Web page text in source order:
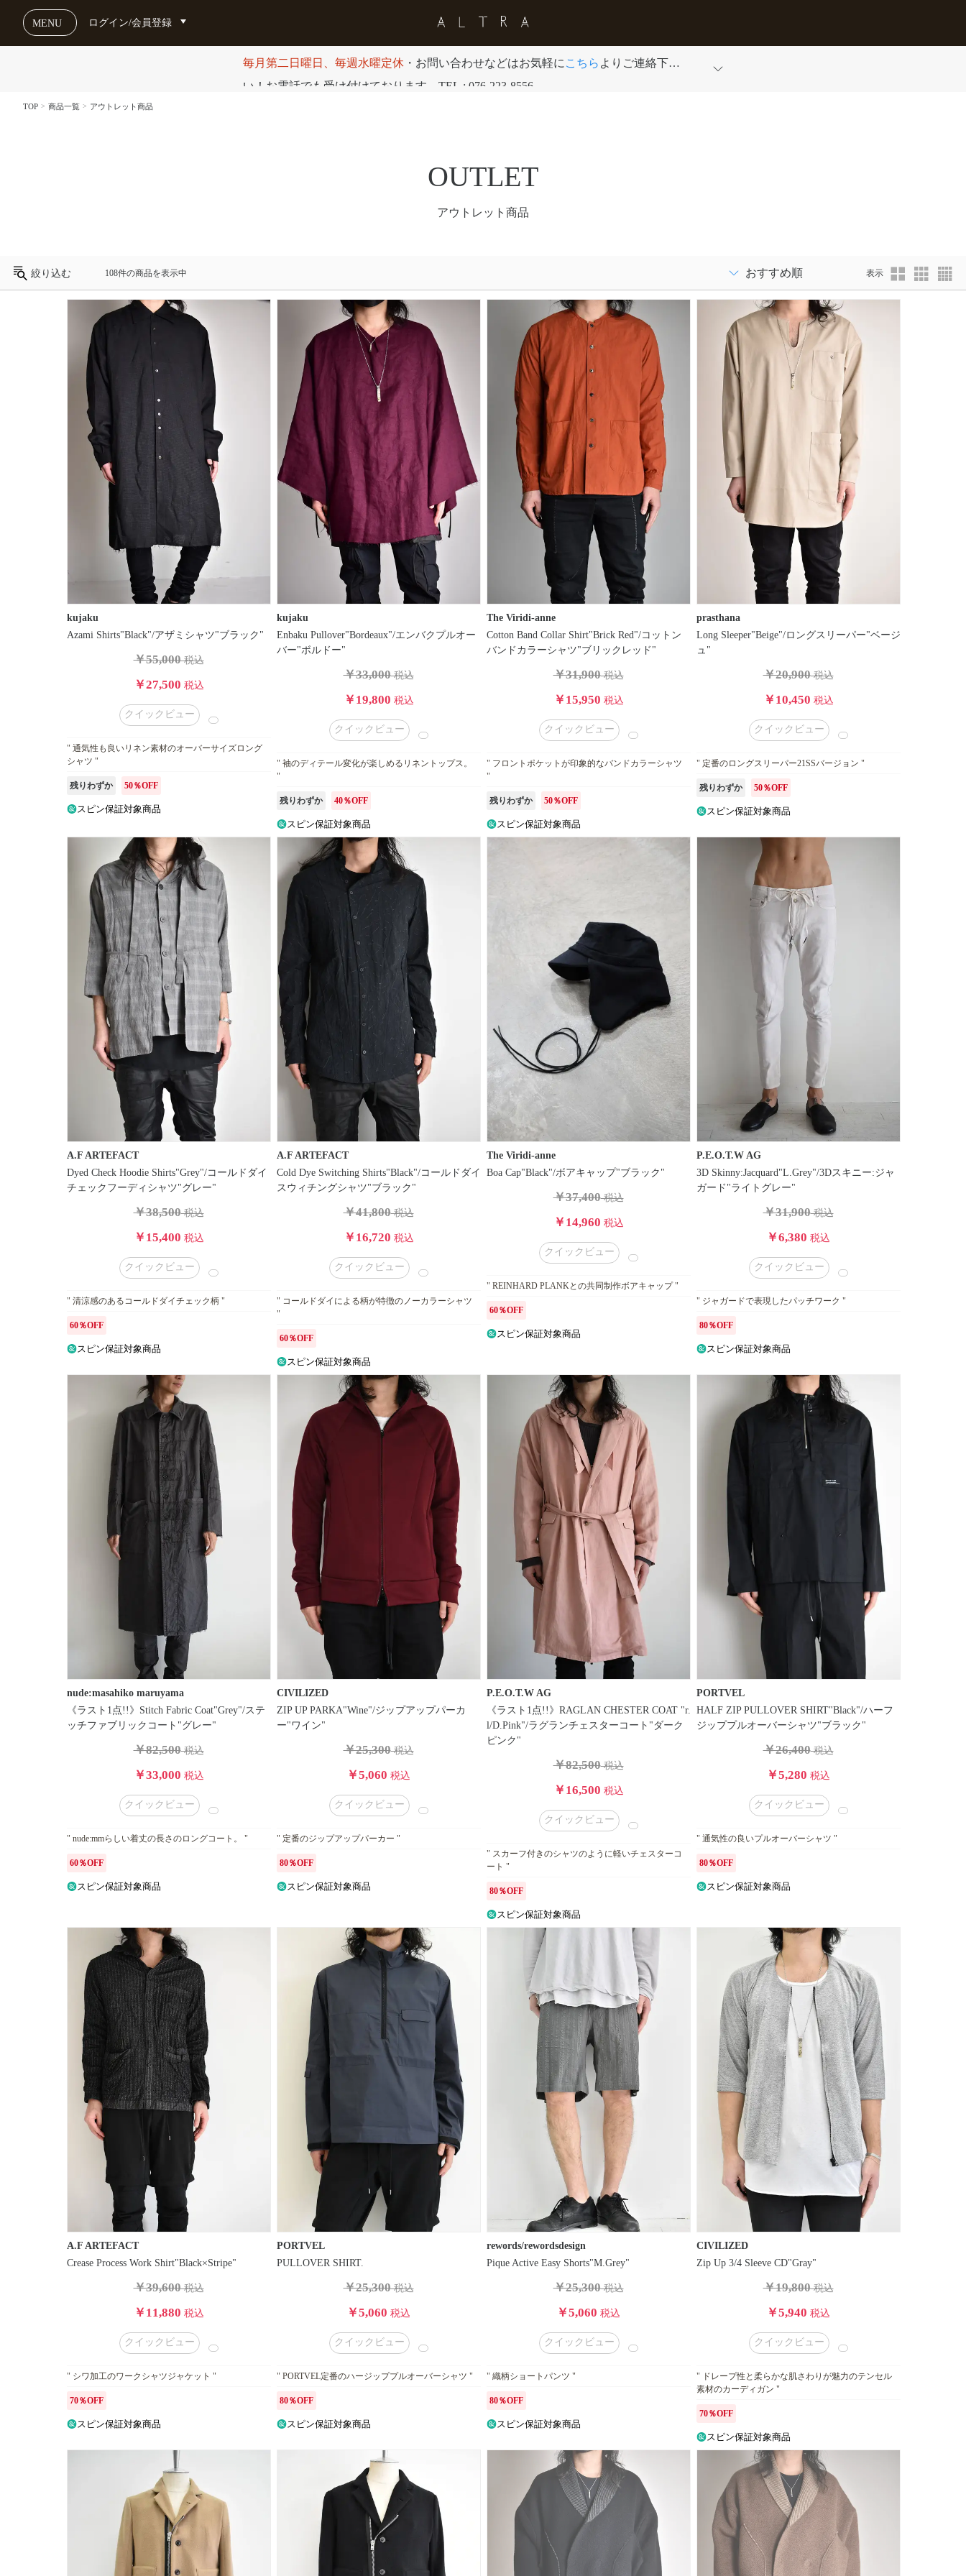
MENU ログイン/会員登録
毎月第二日曜日、毎週水曜定休 ・お問い合わせなどはお気軽に こちら よりご連絡下さ
い！お電話でも受け付けております。TEL : 076-223-8556
TOP 商品一覧 アウトレット商品
OUTLET
アウトレット商品
絞り込む 108件の商品を表示中 表示
kujaku
Azami Shirts"Black"/アザミシャツ"ブラック"
￥55,000税込
￥27,500 税込
クイックビュー
" 通気性も良いリネン素材のオーバーサイズロング
シャツ "
残りわずか 50％OFF
スピン保証対象商品
kujaku
Enbaku Pullover"Bordeaux"/エンバクプルオー
バー"ボルドー"
￥33,000税込
￥19,800 税込
クイックビュー
" 袖のディテール変化が楽しめるリネントップス。
"
残りわずか 40％OFF
スピン保証対象商品
The Viridi-anne
Cotton Band Collar Shirt"Brick Red"/コットン
バンドカラーシャツ"ブリックレッド"
￥31,900税込
￥15,950 税込
クイックビュー
" フロントポケットが印象的なバンドカラーシャツ
"
残りわずか 50％OFF
スピン保証対象商品
prasthana
Long Sleeper"Beige"/ロングスリーパー"ベージ
ュ"
￥20,900税込
￥10,450 税込
クイックビュー
" 定番のロングスリーパー21SSバージョン "
残りわずか 50％OFF
スピン保証対象商品
A.F ARTEFACT
Dyed Check Hoodie Shirts"Grey"/コールドダイ
チェックフーディシャツ"グレー"
￥38,500税込
￥15,400 税込
クイックビュー
" 清涼感のあるコールドダイチェック柄 "
60％OFF
スピン保証対象商品
A.F ARTEFACT
Cold Dye Switching Shirts"Black"/コールドダイ
スウィチングシャツ"ブラック"
￥41,800税込
￥16,720 税込
クイックビュー
" コールドダイによる柄が特徴のノーカラーシャツ
"
60％OFF
スピン保証対象商品
The Viridi-anne
Boa Cap"Black"/ボアキャップ"ブラック"
￥37,400税込
￥14,960 税込
クイックビュー
" REINHARD PLANKとの共同制作ボアキャップ "
60％OFF
スピン保証対象商品
P.E.O.T.W AG
3D Skinny:Jacquard"L.Grey"/3Dスキニー:ジャ
ガード"ライトグレー"
￥31,900税込
￥6,380 税込
クイックビュー
" ジャガードで表現したパッチワーク "
80％OFF
スピン保証対象商品
nude:masahiko maruyama
《ラスト1点!!》Stitch Fabric Coat"Grey"/ステ
ッチファブリックコート"グレー"
￥82,500税込
￥33,000 税込
クイックビュー
" nude:mmらしい着丈の長さのロングコート。 "
60％OFF
スピン保証対象商品
CIVILIZED
ZIP UP PARKA"Wine"/ジップアップパーカ
ー"ワイン"
￥25,300税込
￥5,060 税込
クイックビュー
" 定番のジップアップパーカー "
80％OFF
スピン保証対象商品
P.E.O.T.W AG
《ラスト1点!!》RAGLAN CHESTER COAT "r.
l/D.Pink"/ラグランチェスターコート"ダーク
ピンク"
￥82,500税込
￥16,500 税込
クイックビュー
" スカーフ付きのシャツのように軽いチェスターコ
ート "
80％OFF
スピン保証対象商品
PORTVEL
HALF ZIP PULLOVER SHIRT"Black"/ハーフ
ジッププルオーバーシャツ"ブラック"
￥26,400税込
￥5,280 税込
クイックビュー
" 通気性の良いプルオーバーシャツ "
80％OFF
スピン保証対象商品
A.F ARTEFACT
Crease Process Work Shirt"Black×Stripe"
￥39,600税込
￥11,880 税込
クイックビュー
" シワ加工のワークシャツジャケット "
70％OFF
スピン保証対象商品
PORTVEL
PULLOVER SHIRT.
￥25,300税込
￥5,060 税込
クイックビュー
" PORTVEL定番のハージッププルオーバーシャツ "
80％OFF
スピン保証対象商品
rewords/rewordsdesign
Pique Active Easy Shorts"M.Grey"
￥25,300税込
￥5,060 税込
クイックビュー
" 織柄ショートパンツ "
80％OFF
スピン保証対象商品
CIVILIZED
Zip Up 3/4 Sleeve CD"Gray"
￥19,800税込
￥5,940 税込
クイックビュー
" ドレープ性と柔らかな肌さわりが魅力のテンセル
素材のカーディガン "
70％OFF
スピン保証対象商品